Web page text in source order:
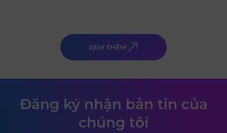
XEM THÊM
Đăng ký nhận bản tin của
chúng tôi